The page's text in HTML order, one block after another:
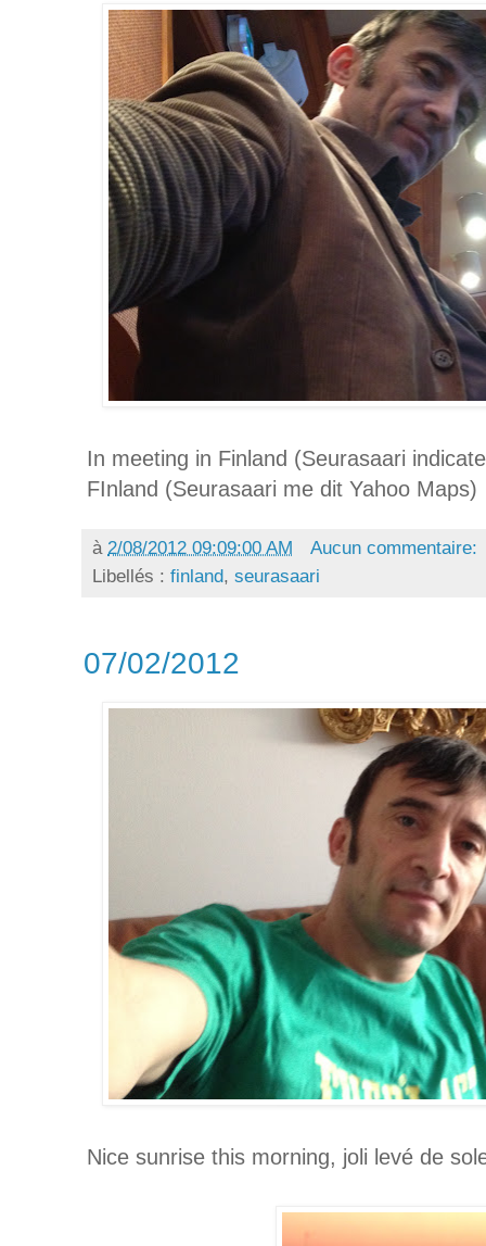
In meeting in Finland (Seurasaari
FInland (Seurasaari me dit Yahoo Maps)
à 2/08/2012 09:09:00 AM
Aucun commentaire:
Libellés : finland, seurasaari
07/02/2012
Nice sunrise this morning, joli levé de